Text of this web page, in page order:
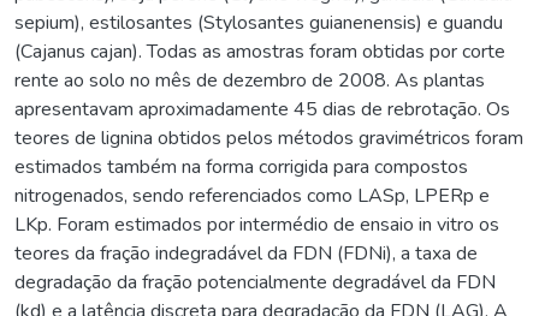
sepium), estilosantes (Stylosantes guianenensis) e guandu
(Cajanus cajan). Todas as amostras foram obtidas por corte
rente ao solo no mês de dezembro de 2008. As plantas
apresentavam aproximadamente 45 dias de rebrotação. Os
teores de lignina obtidos pelos métodos gravimétricos foram
estimados também na forma corrigida para compostos
nitrogenados, sendo referenciados como LASp, LPERp e
LKp. Foram estimados por intermédio de ensaio in vitro os
teores da fração indegradável da FDN (FDNi), a taxa de
degradação da fração potencialmente degradável da FDN